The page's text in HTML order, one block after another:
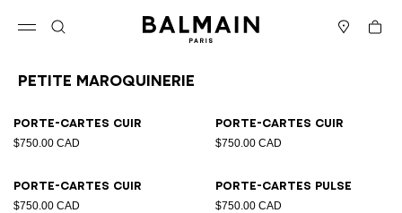
Panier
Petite Maroquinerie
Porte-cartes cuir
$750.00 CAD
Porte-cartes cuir
$750.00 CAD
Porte-cartes cuir
$750.00 CAD
Porte-cartes Pulse
$750.00 CAD